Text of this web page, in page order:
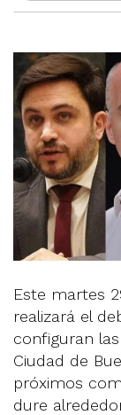
Este martes
realizará el
configuran
Ciudad de
próximos
dure